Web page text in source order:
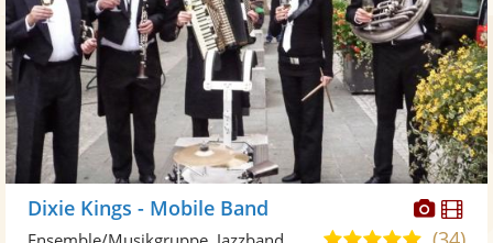
Dixie Kings - Mobile Band
5,0